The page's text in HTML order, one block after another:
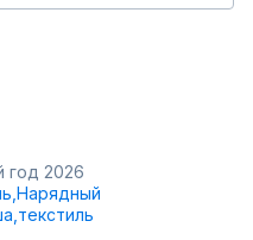
год 2026
Нарядный
текстиль